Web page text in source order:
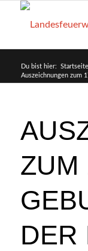
Du bist hier: Startseite
Auszeichnungen zum
ZUM
DER